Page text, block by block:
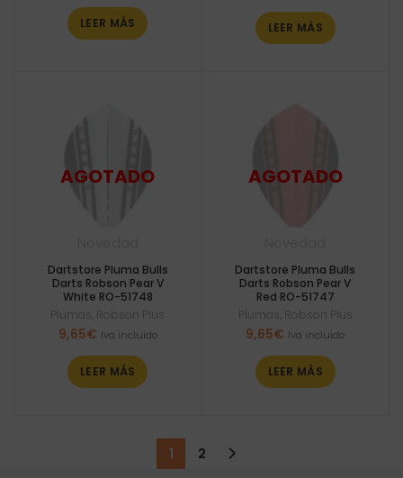
LEER MÁS LEER MÁS
Dartstore Pluma Bulls
Darts Robson Pear V
White RO-51748
Plumas Robson Plus
9,65€ Iva incluido
LEER MÁS
Dartstore Pluma Bulls
Darts Robson Pear V
Red RO-51747
Plumas Robson Plus
9,65€ Iva incluido
LEER MÁS
1 2